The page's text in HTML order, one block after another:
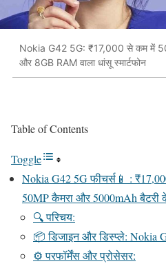
Nokia G42 5G: ₹17,000 से कम में
और 8GB RAM वाला धांसू स्मार्टफोन
Table of Contents
Toggle
Nokia G42 5G फीचर्स📱 :
50MP कैमरा और 5000mAh बैटरी
🔍 परिचय:
📦 डिजाइन और डिस्प्ले: Nokia
⚙️ परफॉर्मेंस और प्रोसेसर: